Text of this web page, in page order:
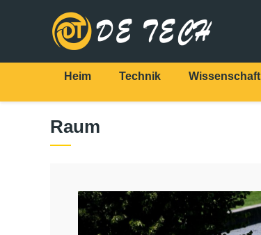
Heim Technik Wissenschaft
Raum